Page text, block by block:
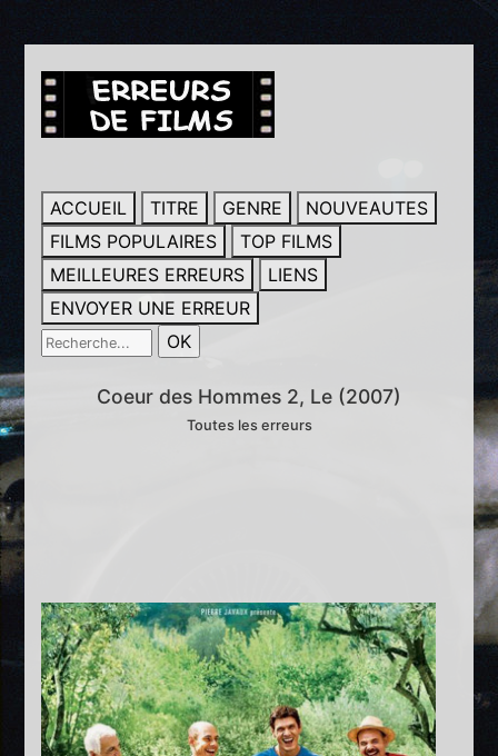
ACCUEIL TITRE GENRE
NOUVEAUTES
FILMS POPULAIRES
TOP FILMS
MEILLEURES ERREURS
LIENS
ENVOYER UNE ERREUR
Coeur des Hommes 2, Le (2007)
Toutes les erreurs